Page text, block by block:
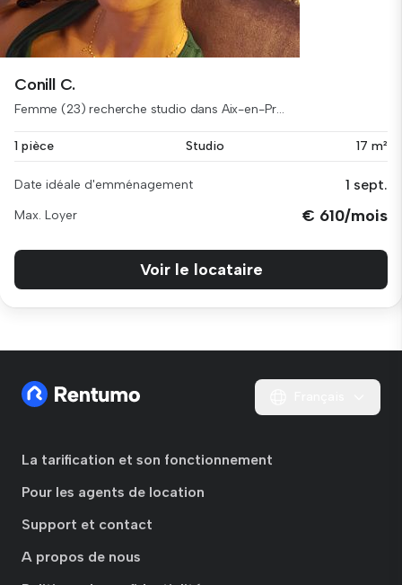
Conill C.
Femme (23) recherche studio dans Aix-en-Pr...
1 pièce Studio 17 m²
Date idéale d'emménagement 1 sept.
Max. Loyer € 610/mois
Voir le locataire
La tarification et son fonctionnement
Pour les agents de location
Support et contact
A propos de nous